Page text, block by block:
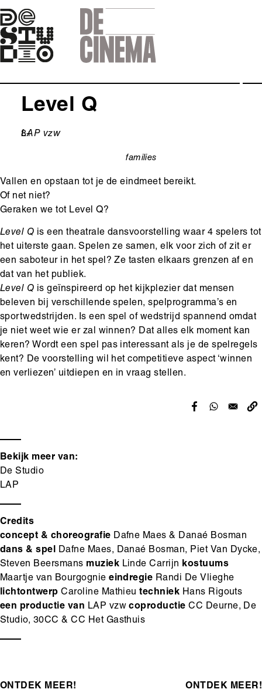
Skip
to
main
navigation
Level Q
Leeftijd
8+
Ondertitel
LAP vzw
families
Vallen en opstaan tot je de eindmeet bereikt.
Of net niet?
Geraken we tot Level Q?
Level Q is een theatrale dansvoorstelling waar 4 spelers tot
het uiterste gaan. Spelen ze samen, elk voor zich of zit er
een saboteur in het spel? Ze tasten elkaars grenzen af en
dat van het publiek.
Level Q is geïnspireerd op het kijkplezier dat mensen
beleven bij verschillende spelen, spelprogramma’s en
sportwedstrijden. Is een spel of wedstrijd spannend omdat
je niet weet wie er zal winnen? Dat alles elk moment kan
keren? Wordt een spel pas interessant als je de spelregels
kent? De voorstelling wil het competitieve aspect ‘winnen
en verliezen’ uitdiepen en in vraag stellen.
Bekijk meer van:
De Studio
LAP
Credits
concept & choreografie Dafne Maes & Danaé Bosman
dans & spel Dafne Maes, Danaé Bosman, Piet Van Dycke,
Steven Beersmans muziek Linde Carrijn kostuums
Maartje van Bourgognieeindregie Randi De Vlieghe
lichtontwerp Caroline Mathieutechniek Hans Rigouts
een productie van LAP vzwcoproductie CC Deurne, De
Studio, 30CC & CC Het Gasthuis
ONTDEK MEER! ONTDEK MEER!